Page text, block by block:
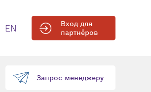
EN
Вход для
партнёров
Запрос менеджеру